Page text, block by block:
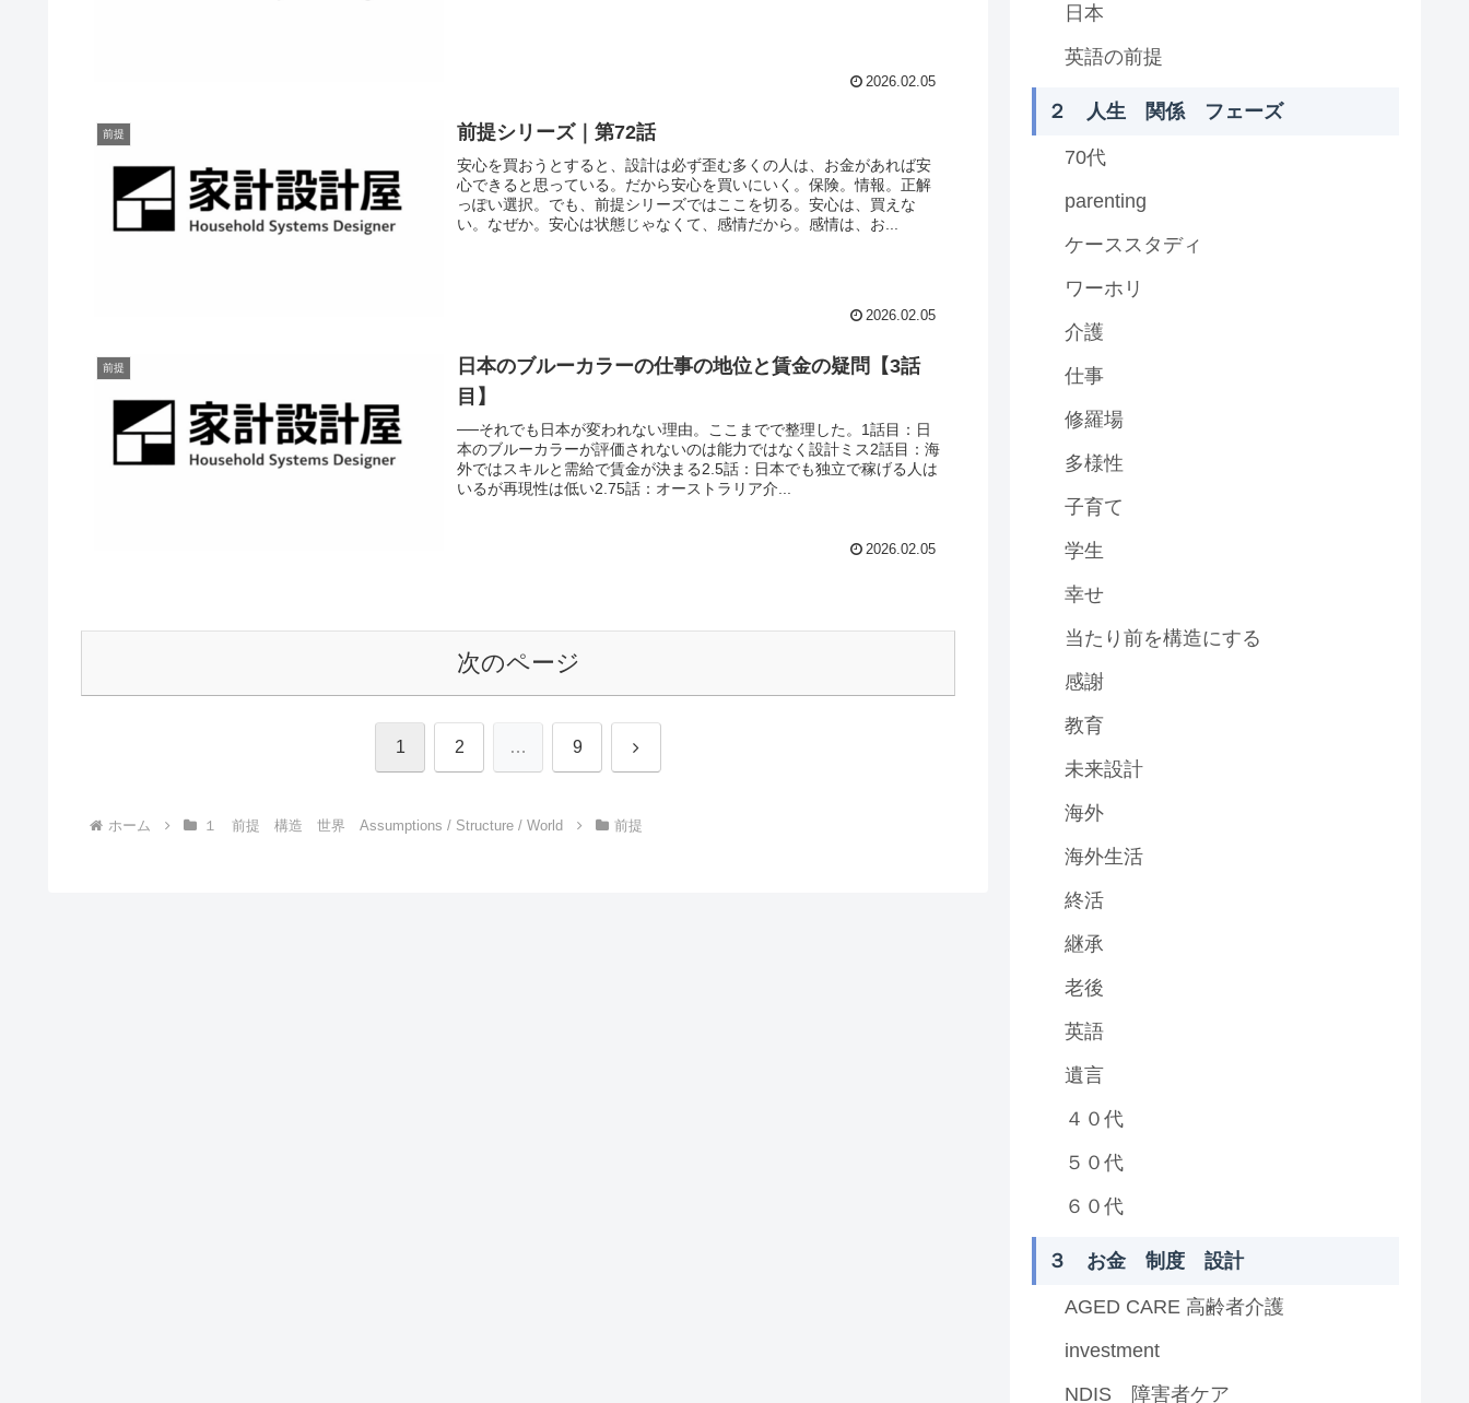
2026.02.05
前提 前提シリーズ｜第72話
安心を買おうとすると、設計は必ず歪む多くの人は、お金があれば安
心できると思っている。だから安心を買いにいく。保険。情報。正解
っぽい選択。でも、前提シリーズではここを切る。安心は、買えな
い。なぜか。安心は状態じゃなくて、感情だから。感情は、お...
2026.02.05
前提
日本のブルーカラーの仕事の地位と賃金の疑問【3話
目】
──それでも日本が変われない理由。ここまでで整理した。1話目：日
本のブルーカラーが評価されないのは能力ではなく設計ミス2話目：海
外ではスキルと需給で賃金が決まる2.5話：日本でも独立で稼げる人は
いるが再現性は低い2.75話：オーストラリア介...
2026.02.05
次のページ
1 2 … 9 次
ホーム １ 前提 構造 世界 Assumptions / Structure / World 前提
日本
英語の前提
２ 人生 関係 フェーズ
70代
parenting
ケーススタディ
ワーホリ
介護
仕事
修羅場
多様性
子育て
学生
幸せ
当たり前を構造にする
感謝
教育
未来設計
海外
海外生活
終活
継承
老後
英語
遺言
４０代
５０代
６０代
３ お金 制度 設計
AGED CARE 高齢者介護
investment
NDIS 障害者ケア